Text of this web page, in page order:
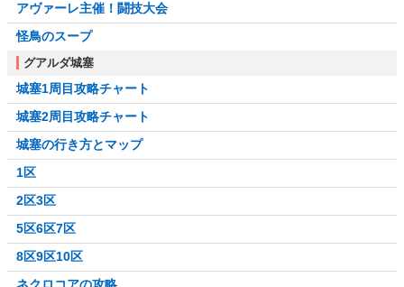
アヴァーレ主催！闘技大会
怪鳥のスープ
グアルダ城塞
城塞1周目攻略チャート
城塞2周目攻略チャート
城塞の行き方とマップ
1区
2区3区
5区6区7区
8区9区10区